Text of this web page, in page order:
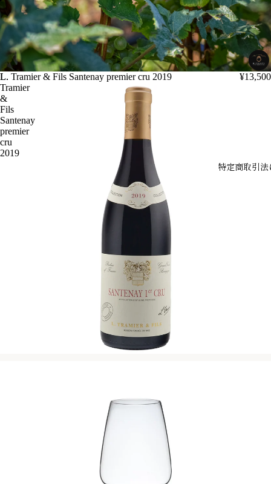
特定商取引
L.
Tramier
&
Fils
Santenay
premier
cru
2019
L. Tramier & Fils Santenay premier cru 2019 ¥13,500